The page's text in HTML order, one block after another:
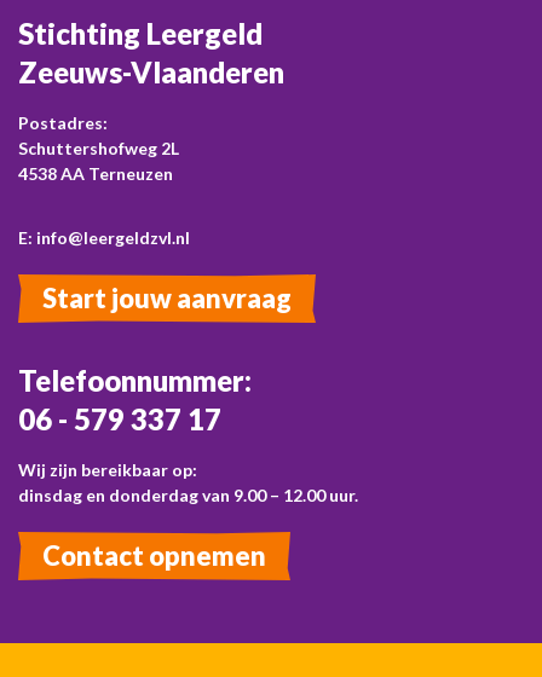
Stichting Leergeld
Zeeuws-Vlaanderen
Postadres:
Schuttershofweg 2L
4538 AA Terneuzen
E: info@leergeldzvl.nl
Start jouw aanvraag
Telefoonnummer:
06 - 579 337 17
Wij zijn bereikbaar op:
dinsdag en donderdag van 9.00 – 12.00 uur.
Contact opnemen